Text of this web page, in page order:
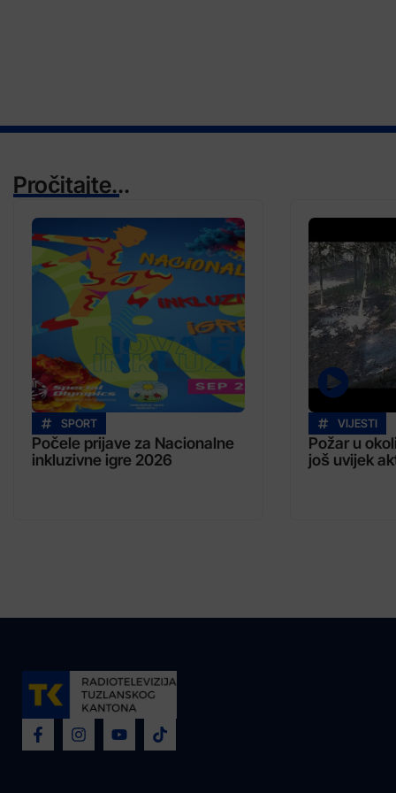
Pročitajte...
SPORT
Počele prijave za Nacionalne
inkluzivne igre 2026
VIJESTI
Požar u
još uvijek